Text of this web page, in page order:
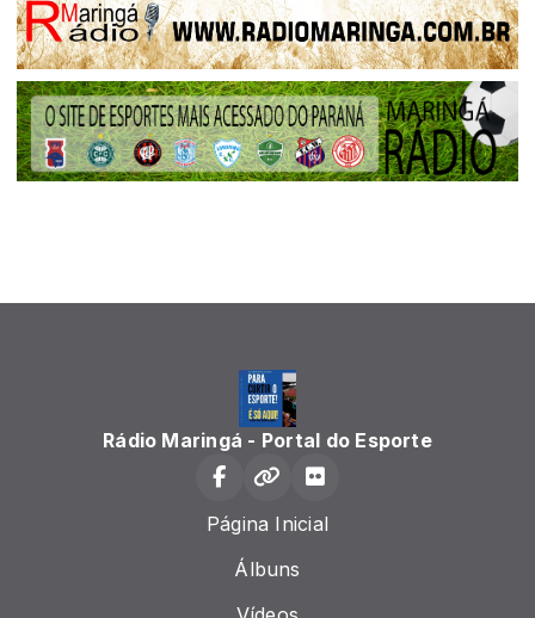
Rádio Maringá - Portal do Esporte
Página Inicial
Álbuns